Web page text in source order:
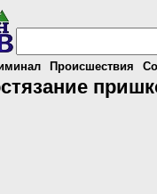
Происшествия